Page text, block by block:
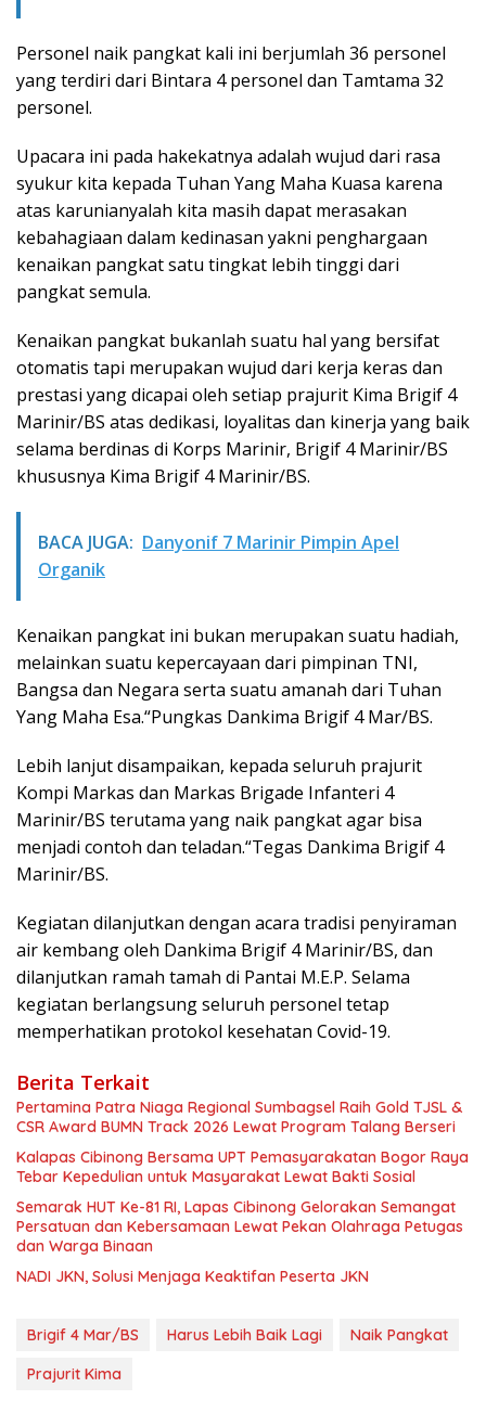
Personel naik pangkat kali ini berjumlah 36 personel
yang terdiri dari Bintara 4 personel dan Tamtama 32
personel.
Upacara ini pada hakekatnya adalah wujud dari rasa
syukur kita kepada Tuhan Yang Maha Kuasa karena
atas karunianyalah kita masih dapat merasakan
kebahagiaan dalam kedinasan yakni penghargaan
kenaikan pangkat satu tingkat lebih tinggi dari
pangkat semula.
Kenaikan pangkat bukanlah suatu hal yang bersifat
otomatis tapi merupakan wujud dari kerja keras dan
prestasi yang dicapai oleh setiap prajurit Kima Brigif 4
Marinir/BS atas dedikasi, loyalitas dan kinerja yang baik
selama berdinas di Korps Marinir, Brigif 4 Marinir/BS
khususnya Kima Brigif 4 Marinir/BS.
BACA JUGA: Danyonif 7 Marinir Pimpin Apel
Organik
Kenaikan pangkat ini bukan merupakan suatu hadiah,
melainkan suatu kepercayaan dari pimpinan TNI,
Bangsa dan Negara serta suatu amanah dari Tuhan
Yang Maha Esa.“Pungkas Dankima Brigif 4 Mar/BS.
Lebih lanjut disampaikan, kepada seluruh prajurit
Kompi Markas dan Markas Brigade Infanteri 4
Marinir/BS terutama yang naik pangkat agar bisa
menjadi contoh dan teladan.“Tegas Dankima Brigif 4
Marinir/BS.
Kegiatan dilanjutkan dengan acara tradisi penyiraman
air kembang oleh Dankima Brigif 4 Marinir/BS, dan
dilanjutkan ramah tamah di Pantai M.E.P. Selama
kegiatan berlangsung seluruh personel tetap
memperhatikan protokol kesehatan Covid-19.
Berita Terkait
Pertamina Patra Niaga Regional Sumbagsel Raih Gold TJSL &
CSR Award BUMN Track 2026 Lewat Program Talang Berseri
Kalapas Cibinong Bersama UPT Pemasyarakatan Bogor Raya
Tebar Kepedulian untuk Masyarakat Lewat Bakti Sosial
Semarak HUT Ke-81 RI, Lapas Cibinong Gelorakan Semangat
Persatuan dan Kebersamaan Lewat Pekan Olahraga Petugas
dan Warga Binaan
NADI JKN, Solusi Menjaga Keaktifan Peserta JKN
Brigif 4 Mar/BS Harus Lebih Baik Lagi
Naik Pangkat
Prajurit Kima